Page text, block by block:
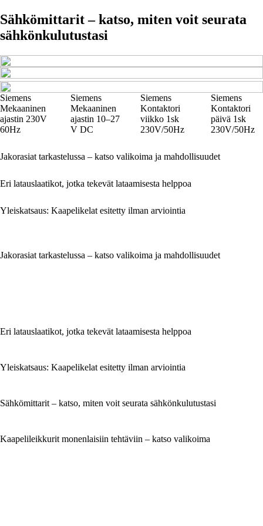
Sähkömittarit – katso, miten voit seurata
sähkönkulutustasi
Siemens
Mekaaninen
ajastin 230V
60Hz
Siemens
Mekaaninen
ajastin 10–27
V DC
Siemens
Kontaktori
viikko 1sk
230V/50Hz
Siemens
Kontaktori
päivä 1sk
230V/50Hz
Jakorasiat tarkastelussa – katso valikoima ja mahdollisuudet
Eri latauslaatikot, jotka tekevät lataamisesta helppoa
Yleiskatsaus: Kaapelikelat esitetty ilman arviointia
Jakorasiat tarkastelussa – katso valikoima ja mahdollisuudet
Eri latauslaatikot, jotka tekevät lataamisesta helppoa
Yleiskatsaus: Kaapelikelat esitetty ilman arviointia
Sähkömittarit – katso, miten voit seurata sähkönkulutustasi
Kaapelileikkurit monenlaisiin tehtäviin – katso valikoima